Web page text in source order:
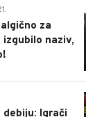
za
naziv,
Igrači